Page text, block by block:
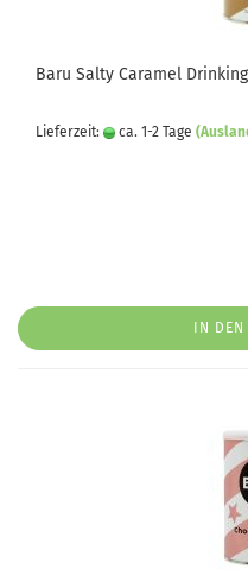
Baru Salty Caramel
Lieferzeit: ca. 1-2 Tage
IN